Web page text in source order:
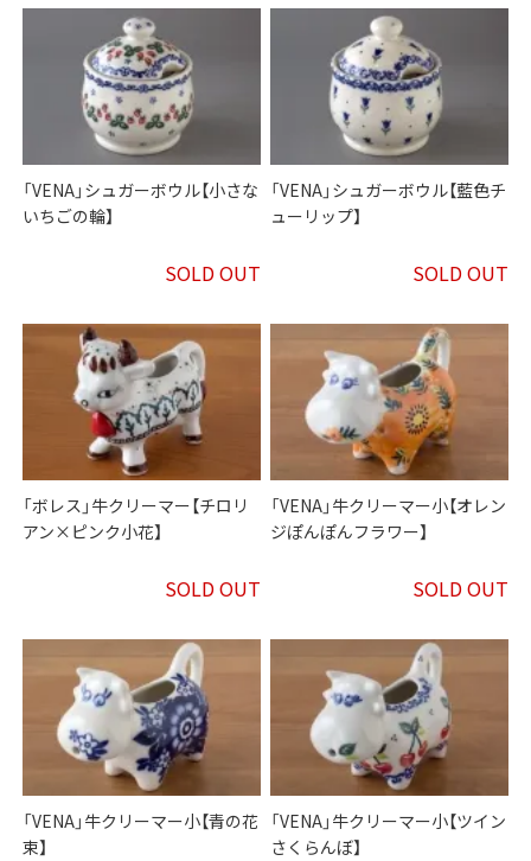
「VENA」シュガーボウル【小さな
いちごの輪】
SOLD OUT
「VENA」シュガーボウル【藍色チ
ューリップ】
SOLD OUT
「ボレス」牛クリーマー【チロリ
アン×ピンク小花】
SOLD OUT
「VENA」牛クリーマー小【オレン
ジぽんぽんフラワー】
SOLD OUT
「VENA」牛クリーマー小【青の花
束】
「VENA」牛クリーマー小【ツイン
さくらんぼ】